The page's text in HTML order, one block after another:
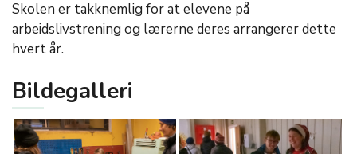
Skolen er takknemlig for at elevene på
arbeidslivstrening og lærerne deres arrangerer dette
hvert år.
Bildegalleri